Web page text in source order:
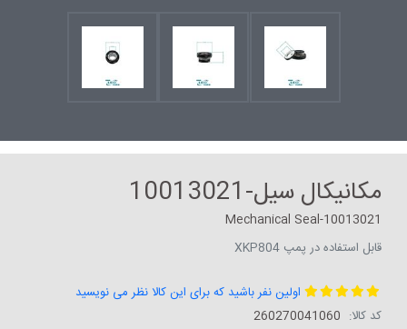
مکانیکال سیل-10013021
Mechanical Seal-10013021
قابل استفاده در پمپ XKP804
اولین نفر باشید که برای این کالا نظر می نویسید
کد کالا: ‎260270041060